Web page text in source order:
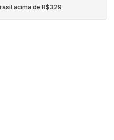
acima de R$329